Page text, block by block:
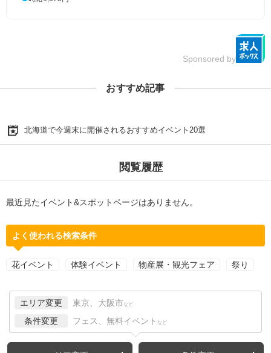
Sponsored by
おすすめ記事
北海道で今週末に開催されるおすすめイベント20選
閲覧履歴
最近見たイベント&スポットページはありません。
よく使われる検索条件
花イベント 体験イベント 物産展・観光フェア 祭り
エリア変更 東京、大阪市 など
条件変更 フェス、無料イベント など